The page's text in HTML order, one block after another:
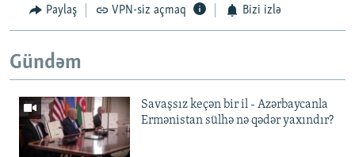
Paylaş VPN-siz açmaq Bizi izlə
Gündəm
Savaşsız keçən bir il - Azərbaycanla
Ermənistan sülhə nə qədər yaxındır?